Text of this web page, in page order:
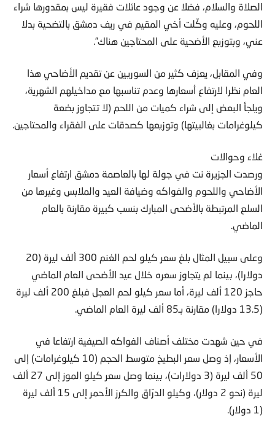
الصلاة والسلام، فضلا عن وجود عائلات فقيرة ليس بمقدورها شراء
اللحوم، وعليه وكّلت أخي المقيم في ريف دمشق بالتضحية بدلا
عني، وبتوزيع الأضحية على المحتاجين هناك”.
وفي المقابل، يعزف كثير من السوريين عن تقديم الأضاحي هذا
العام نظرا لارتفاع أسعارها وعدم تناسبها مع مداخيلهم الشهرية،
ويلجأ البعض إلى شراء كميات من اللحم (لا تتجاوز بضعة
كيلوغرامات بغالبيتها) وتوزيعها كصدقات على الفقراء والمحتاجين.
غلاء وحوالات
ورصدت الجزيرة نت في جولة لها بالعاصمة دمشق ارتفاع أسعار
الأضاحي واللحوم والفواكه وضيافة العيد والملابس وغيرها من
السلع المرتبطة بالأضحى المبارك بنسب كبيرة مقارنة بالعام
الماضي.
وعلى سبيل المثال بلغ سعر كيلو لحم الغنم 300 ألف ليرة (20
دولارا)، بينما لم يتجاوز سعره خلال عيد الأضحى العام الماضي
حاجز 120 ألف ليرة، أما سعر كيلو لحم العجل فبلغ 200 ألف ليرة
(13.5 دولارا) مقارنة بـ85 ألف ليرة العام الماضي.
في حين شهدت مختلف أصناف الفواكه الصيفية ارتفاعا في
الأسعار، إذ وصل سعر البطيخ متوسط الحجم (10 كيلوغرامات) إلى
50 ألف ليرة (3 دولارات)، بينما وصل سعر كيلو الموز إلى 27 ألف
ليرة (نحو 2 دولار)، وكيلو الدرّاق والكرز الأحمر إلى 15 ألف ليرة
(1 دولار).